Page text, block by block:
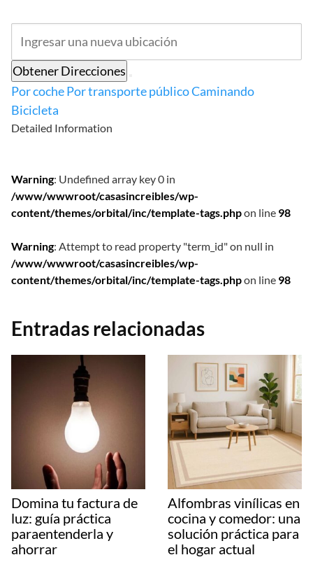
Obtener Direcciones
Por cochePor transporte públicoCaminando
Bicicleta
Detailed Information
Warning: Undefined array key 0 in
/www/wwwroot/casasincreibles/wp-
content/themes/orbital/inc/template-tags.phpon line 98
Warning: Attempt to read property "term_id" on null in
/www/wwwroot/casasincreibles/wp-
content/themes/orbital/inc/template-tags.phpon line 98
Entradas relacionadas
Domina tu factura de
luz: guía práctica
paraentenderla y
ahorrar
Alfombras vinílicas en
cocina y comedor: una
solución práctica para
el hogar actual